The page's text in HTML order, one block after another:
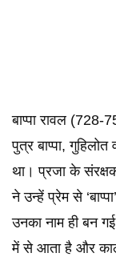
बाप्पा रावल (728-
पुत्र बाप्पा,
था। प्रजा के
ने उन्हें प्रेम से
उनका नाम ही बन
में से आता है और